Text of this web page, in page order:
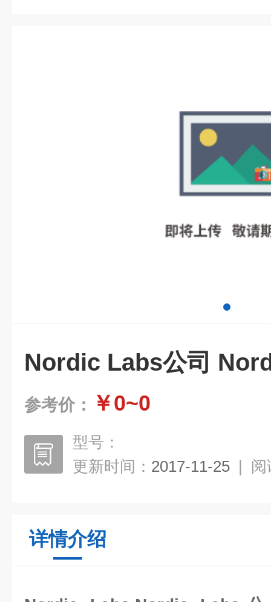
Nordic Labs公司
参考价： ￥0~0
型号：
更新时间： 2017-11-25 | 阅
详情介绍